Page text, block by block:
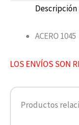
Descripción
ACERO 1045
LOS ENVÍOS SON
Productos